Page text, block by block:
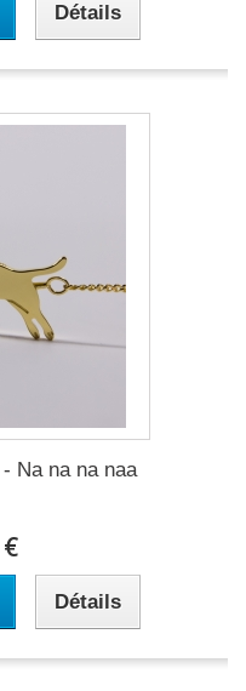
Détails
Na na na naa
Détails